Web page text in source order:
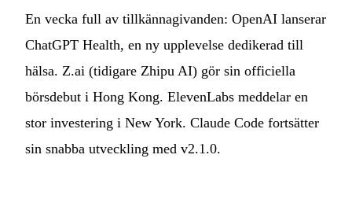
En vecka full av tillkännagivanden: OpenAI lanserar
ChatGPT Health, en ny upplevelse dedikerad till
hälsa. Z.ai (tidigare Zhipu AI) gör sin officiella
börsdebut i Hong Kong. ElevenLabs meddelar en
stor investering i New York. Claude Code fortsätter
sin snabba utveckling med v2.1.0.